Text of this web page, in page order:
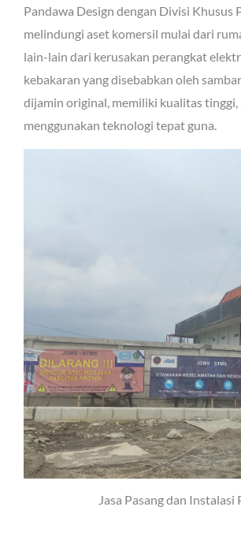
Pandawa Design dengan Divisi Khusus
melindungi aset komersil mulai dari
lain-lain dari kerusakan perangkat
kebakaran yang disebabkan oleh
dijamin original, memiliki kualitas
menggunakan teknologi tepat guna.
Jasa Pasang dan